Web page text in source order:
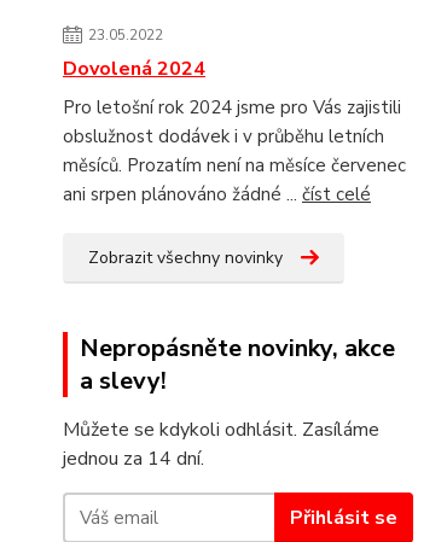
23.05.2022
Dovolená 2024
Pro letošní rok 2024 jsme pro Vás zajistili
obslužnost dodávek i v průběhu letních
měsíců. Prozatím není na měsíce červenec
ani srpen plánováno žádné ... číst celé
Zobrazit všechny novinky
Nepropásněte novinky, akce
a slevy!
Můžete se kdykoli odhlásit. Zasíláme
jednou za 14 dní.
Přihlásit se